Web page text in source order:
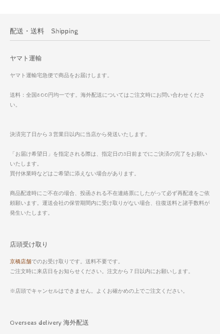
配送・送料 Shipping
ヤマト運輸
ヤマト運輸宅急便で商品をお届けします。
送料：全国800円均一です。海外配送についてはご注文時にお問い合わせくださ
い。
決済完了日から３営業日以内に当店から発送いたします。
「お届け希望日」を指定される際は、指定日の3日前までにご決済の完了をお願い
いたします。
買付休業時などはご希望に添えない場合があります。
商品配達時にご不在の場合、投函される不在連絡票にしたがって必ず再配達をご依
頼願います。運送会社の保管期間内に受け取りがない場合、往復送料と諸手数料が
発生いたします。
店頭受け取り
京橋店舗でのお受け取りです。送料不要です。
ご注文時に来店日をお知らせください。注文から７日以内にお願いします。
※店頭でキャンセルはできません。よくお確かめの上でご注文ください。
Overseas delivery 海外配送